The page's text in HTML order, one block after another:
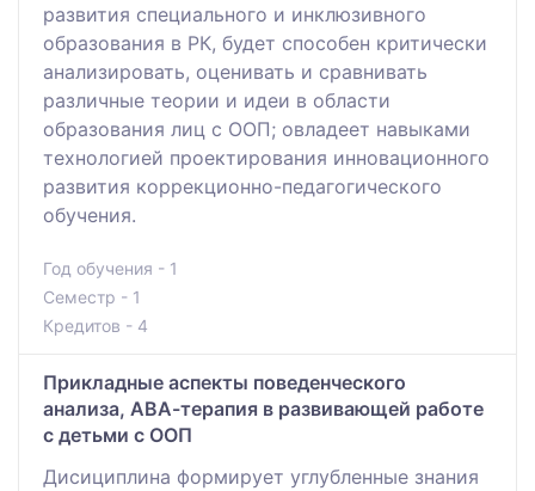
развития специального и инклюзивного
образования в РК, будет способен критически
анализировать, оценивать и сравнивать
различные теории и идеи в области
образования лиц с ООП; овладеет навыками
технологией проектирования инновационного
развития коррекционно-педагогического
обучения.
Год обучения - 1
Семестр - 1
Кредитов - 4
Прикладные аспекты поведенческого
анализа, АВА-терапия в развивающей работе
с детьми с ООП
Дисициплина формирует углубленные знания